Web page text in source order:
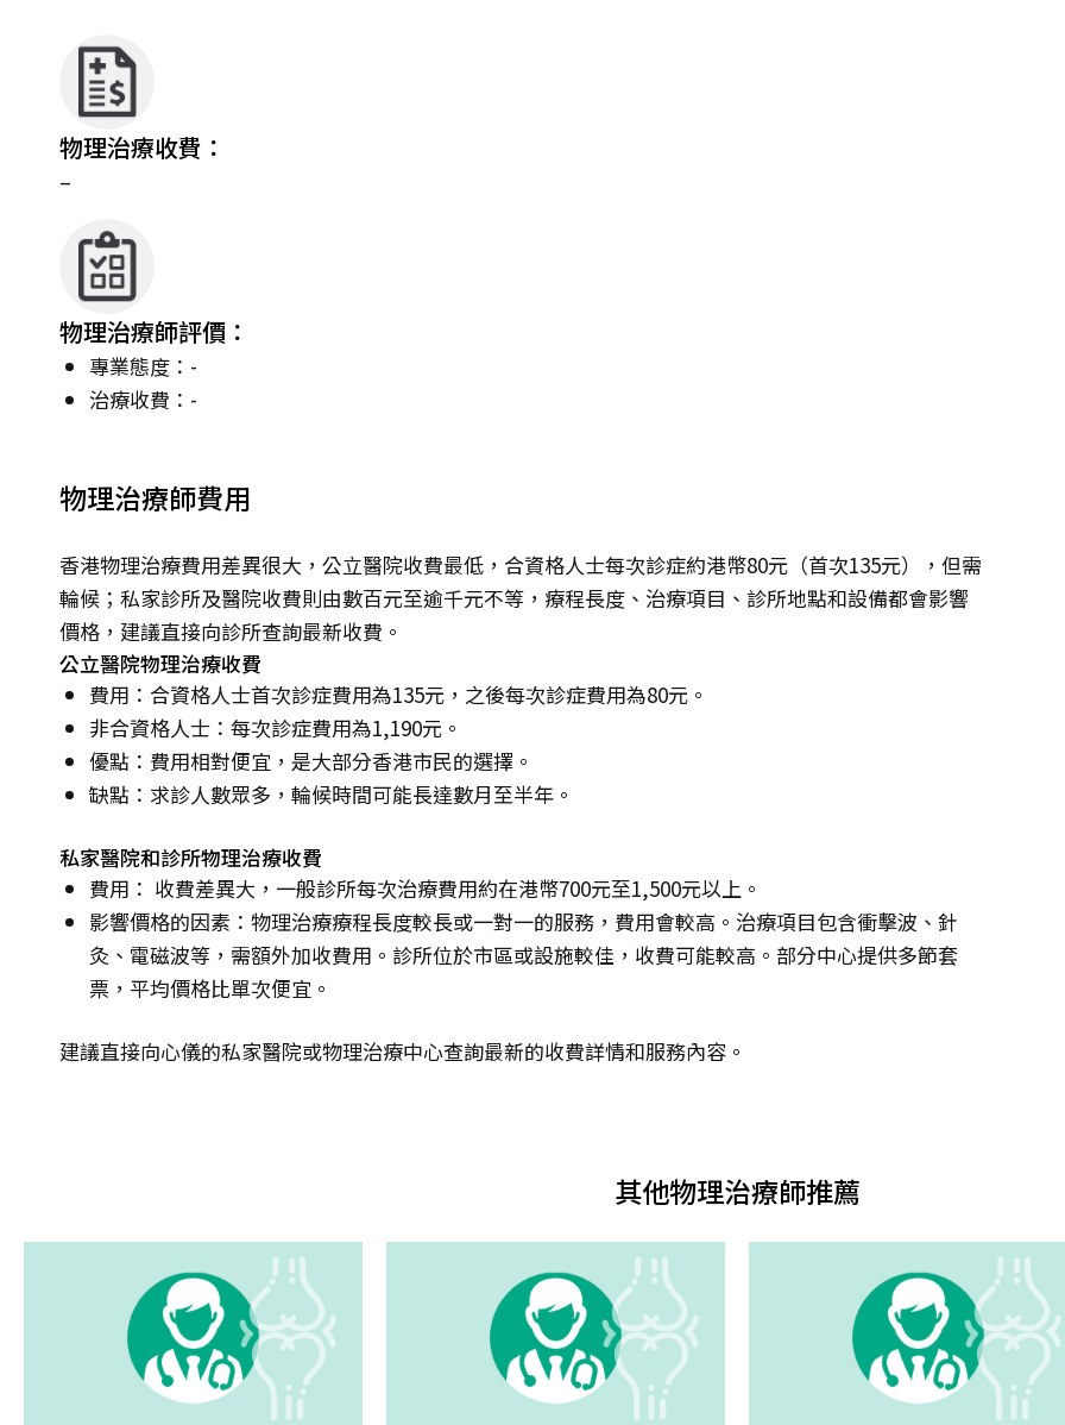
物理治療收費：
–
物理治療師評價：
專業態度：-
治療收費：-
物理治療師費用
香港物理治療費用差異很大，公立醫院收費最低，合資格人士每次診症約港幣80元（首次135元），但需
輪候；私家診所及醫院收費則由數百元至逾千元不等，療程長度、治療項目、診所地點和設備都會影響
價格，建議直接向診所查詢最新收費。
公立醫院物理治療收費
費用：合資格人士首次診症費用為135元，之後每次診症費用為80元。
非合資格人士：每次診症費用為1,190元。
優點：費用相對便宜，是大部分香港市民的選擇。
缺點：求診人數眾多，輪候時間可能長達數月至半年。
私家醫院和診所物理治療收費
費用： 收費差異大，一般診所每次治療費用約在港幣700元至1,500元以上。
影響價格的因素：物理治療療程長度較長或一對一的服務，費用會較高。治療項目包含衝擊波、針
灸、電磁波等，需額外加收費用。診所位於市區或設施較佳，收費可能較高。部分中心提供多節套
票，平均價格比單次便宜。
建議直接向心儀的私家醫院或物理治療中心查詢最新的收費詳情和服務內容。
其他物理治療師推薦